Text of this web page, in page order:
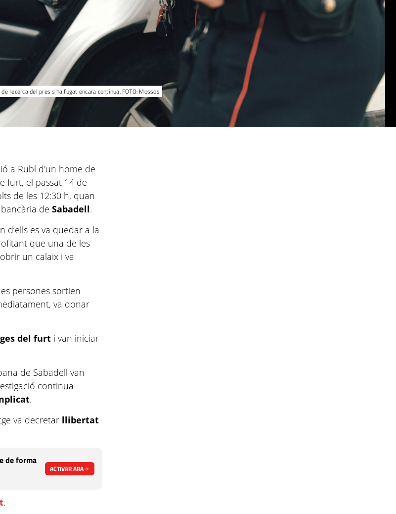
recerca del pres s'ha fugat encara continua. FOTO: Mossos
a Rubí d'un home de
furt, el passat 14 de
de les 12:30 h, quan
bancària deSabadell.
d’ells es va quedar a la
que una de les
un calaix i va
persones sortien
va donar
del furt i van iniciar
de Sabadell van
continua
.
va decretar llibertat
de forma
ACTIVAR ARA
.